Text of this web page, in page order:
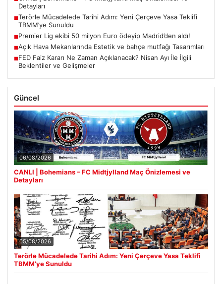
Detayları
■Terörle Mücadelede Tarihi Adım: Yeni Çerçeve Yasa Teklifi
TBMM’ye Sunuldu
■Premier Lig ekibi 50 milyon Euro ödeyip Madrid’den aldı!
■Açık Hava Mekanlarında Estetik ve bahçe mutfağı Tasarımları
■FED Faiz Kararı Ne Zaman Açıklanacak? Nisan Ayı İle İlgili
Beklentiler ve Gelişmeler
Güncel
06/08/2026
CANLI | Bohemians – FC Midtjylland Maç Önizlemesi ve
Detayları
05/08/2026
Terörle Mücadelede Tarihi Adım: Yeni Çerçeve Yasa Teklifi
TBMM’ye Sunuldu